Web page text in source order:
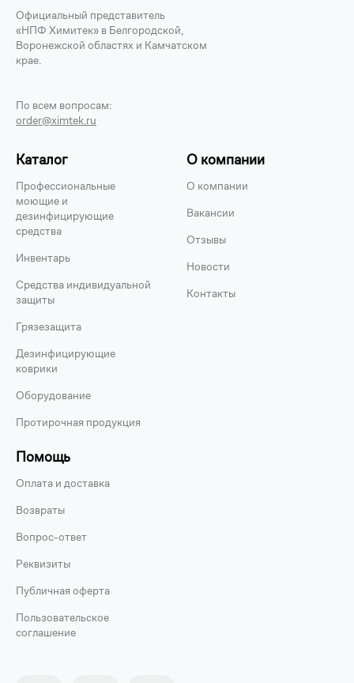
О компании
О компании
Вакансии
Отзывы
Новости
Контакты
Каталог
Профессиональные
моющие и
дезинфицирующие
средства
Инвентарь
Средства индивидуальной
защиты
Грязезащита
Дезинфицирующие
коврики
Оборудование
Протирочная продукция
Помощь
Оплата и доставка
Возвраты
Вопрос-ответ
Реквизиты
Публичная оферта
Пользовательское
соглашение
Официальный представитель
«НПФ Химитек» в Белгородской,
Воронежской областях и Камчатском
крае.
По всем вопросам:
order@ximtek.ru